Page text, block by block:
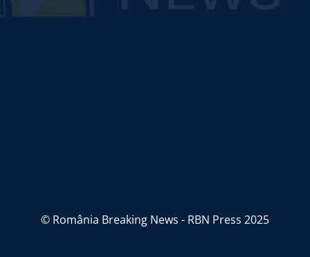
© România Breaking News - RBN Press 2025